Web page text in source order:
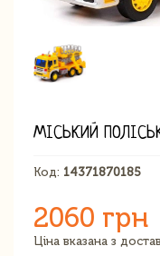
МІСЬКИЙ
Код: 14371870185
2060 грн
Ціна вказана з